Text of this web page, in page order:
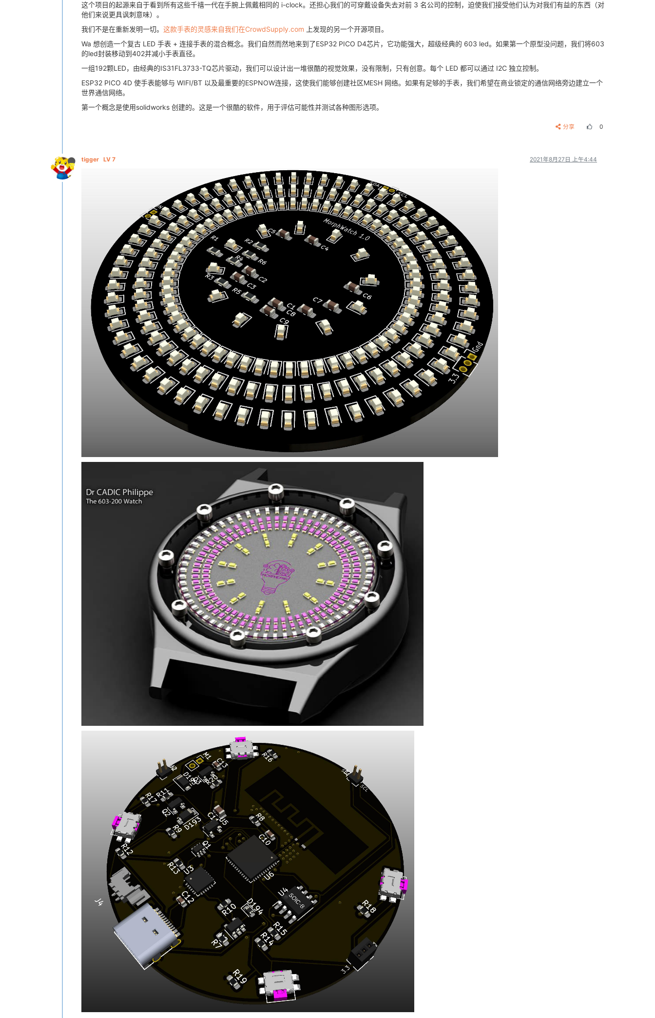
这个项目的起源来自于看到所有这些千禧一代在手腕上佩戴相同的 i-clock。还担心我们的可穿戴设备失去对前 3 名公司的控制，迫使我们接受他们认为对我们有益的东西（对
他们来说更具讽刺意味）。
我们不是在重新发明一切。 这款手表的灵感来自我们在CrowdSupply.com 上发现的另一个开源项目。
Wa 想创造一个复古 LED 手表 ​​+ 连接手表的混合概念。我们自然而然地来到了ESP32 PICO D4芯片，它功能强大，超级经典的 603 led。如果第一个原型没问题，我们将603
的led封装移动到402并减小手表直径。
一组192颗LED，由经典的IS31FL3733-TQ芯片驱动，我们可以设计出一堆很酷的视觉效果，没有限制，只有创意。每个 LED 都可以通过 I2C 独立控制。
ESP32 PICO 4D 使手表能够与 WIFI/BT 以及最重要的ESPNOW连接，这使我们能够创建社区MESH 网络。如果有足够的手表，我们希望在商业锁定的通信网络旁边建立一个
世界通信网络。
第一个概念是使用solidworks 创建的。这是一个很酷的软件，用于评估可能性并测试各种图形选项。
分享 0
tigger LV 7 2021年8月27日 上午4:44